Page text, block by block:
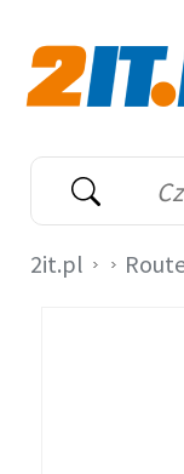
Wyszukiwarka
Słowo kluczowe
2it.pl